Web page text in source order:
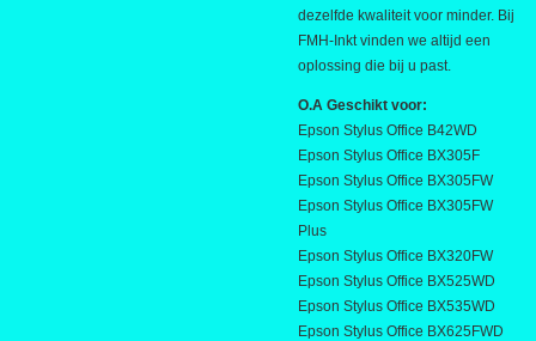
dezelfde kwaliteit voor minder. Bij
FMH-Inkt vinden we altijd een
oplossing die bij u past.
O.A Geschikt voor:
Epson Stylus Office B42WD
Epson Stylus Office BX305F
Epson Stylus Office BX305FW
Epson Stylus Office BX305FW
Plus
Epson Stylus Office BX320FW
Epson Stylus Office BX525WD
Epson Stylus Office BX535WD
Epson Stylus Office BX625FWD